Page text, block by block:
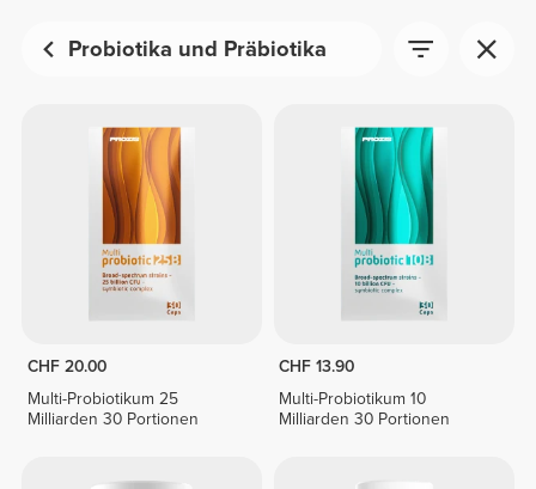
Probiotika und Präbiotika
CHF 20.00
Multi-Probiotikum 25
Milliarden 30 Portionen
CHF 13.90
Multi-Probiotikum 10
Milliarden 30 Portionen